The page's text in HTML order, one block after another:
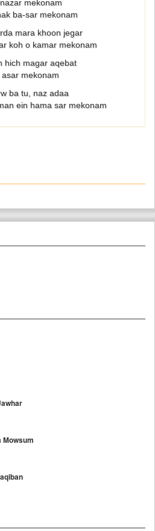
mekonam
ba-sar mekonam
mara khoon jegar
koh o kamar mekonam
hich magar aqebat
mekonam
ba tu, naz adaa
ein hama sar mekonam
Mowsum